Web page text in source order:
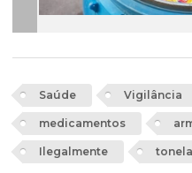
Saúde Vigilância
medicamentos
Ilegalmente